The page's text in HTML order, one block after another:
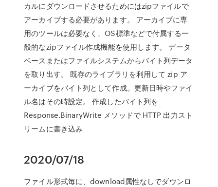
カルにダウンロードさせるためにはzipファイルで
アーカイブする必要があります。 アーカイブに専
用のツールは必要なく、OS標準などで付属する一
般的なzipファイル作成機能を使用します。 データ
ベースまたはファイルシステムからバイト列データ
を取り出す。 既存のライブラリを利用して zip ア
ーカイブをバイト列として作成。更新日時やファイ
ル名はその時設定。 作成したバイト列を
Response.BinaryWrite メソッドで HTTP 出力スト
リームに書き込み
2020/07/18
ファイル形式毎に、download属性なしでダウンロ